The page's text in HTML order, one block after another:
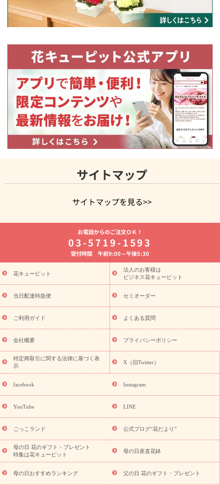
サイトマップ
サイトマップを見る>>
よく贈られる花
お祝いの花特集
誕生日フラワーギフト特集
8月の誕生花(トルコキキョウ)
開店・開業祝い
お供え・お悔やみ お供え・お悔やみの花
通夜・葬儀に贈る花 胡蝶蘭・花鉢
ーブドフラワー
季節のイベント
ひまわり ギフト・プレゼント
特集
お盆 花（新盆・初盆） 季節のイベント
お盆 花（新
盆・初盆）
お盆 花（新盆・初盆）
お盆・お供え 花とセットギ
フト
お盆・お供え プリザーブドフラワー
ひまわり ギフト・プ
レゼント特集
夏の花贈り・お中元・暑中見舞い 花のギフト特集
敬老の日におくる花ギフト・プレゼント特集
花ギフト・プレゼント特集
敬老の日 花のおすすめランキング
敬
老の日 花鉢植えのギフト・プレゼント特集
敬老の日 花とセットギ
フト・プレゼント特集
敬老の日の花 全てのギフト一覧
キャン
ペーン
「きょう誕生日なんです」キャンペーン
探す
誕生日フラワーギフト 誕生日フラワーギフト特集
誕生
日フラワーギフト商品一覧
ユリ トルコキキョウ
誕生花(トルコキキョウ)
9月の誕生花(リンドウ)
誕生日セット
ギフト
「きょう誕生日なんです」キャンペーン
用途から探す お祝いの花特集 当日配達特急便
お祝い商品
一覧
お祝い 新築・引っ越し祝い
結婚記念日
結婚祝い 出産祝い 退院祝い・快気祝い
還暦
祝い・長寿祝い
プチギフト ペットのお祝いフラワー
元・暑中見舞い
敬老の日
お供え
お供え・お悔やみ商品一覧 お供え・お悔やみの花
十九日法要以降に贈る花
通夜・葬儀に贈る花
お供え お花とセッ
お電話からのご注文ＯＫ！
03-5719-1593
受付時間 午前9:00～午後5:30
花キューピット
法人のお客様は
ビジネス花キューピット
当日配達特急便 セミオーダー
ご利用ガイド よくある質問
会社概要 プライバシーポリシー
特定商取引に関する法律に基づく表
示
X（旧Twitter）
facebook Instagram
YouTube LINE
ごっこランド 公式ブログ“花だより”
母の日 花のギフト・プレゼント
特集は花キューピット
母の日産直花鉢
母の日おすすめランキング 父の日 花のギフト・プレゼント